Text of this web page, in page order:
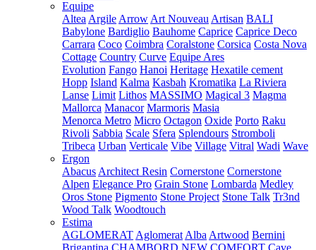
Equipe
Altea Argile Arrow Art Nouveau Artisan BALI
Babylone Bardiglio Bauhome Caprice Caprice Deco
Carrara Coco Coimbra Coralstone Corsica Costa Nova
Cottage Country Curve Equipe Ares
Evolution Fango Hanoi Heritage Hexatile cement
Hopp Island Kalma Kasbah Kromatika La Riviera
Lanse Limit Lithos MASSIMO Magical 3 Magma
Mallorca Manacor Marmoris Masia
Menorca Metro Micro Octagon Oxide Porto Raku
Rivoli Sabbia Scale Sfera Splendours Stromboli
Tribeca Urban Verticale Vibe Village Vitral Wadi Wave
Ergon
Abacus Architect Resin Cornerstone Cornerstone
Alpen Elegance Pro Grain Stone Lombarda Medley
Oros Stone Pigmento Stone Project Stone Talk Tr3nd
Wood Talk Woodtouch
Estima
AGLOMERAT Aglomerat Alba Artwood Bernini